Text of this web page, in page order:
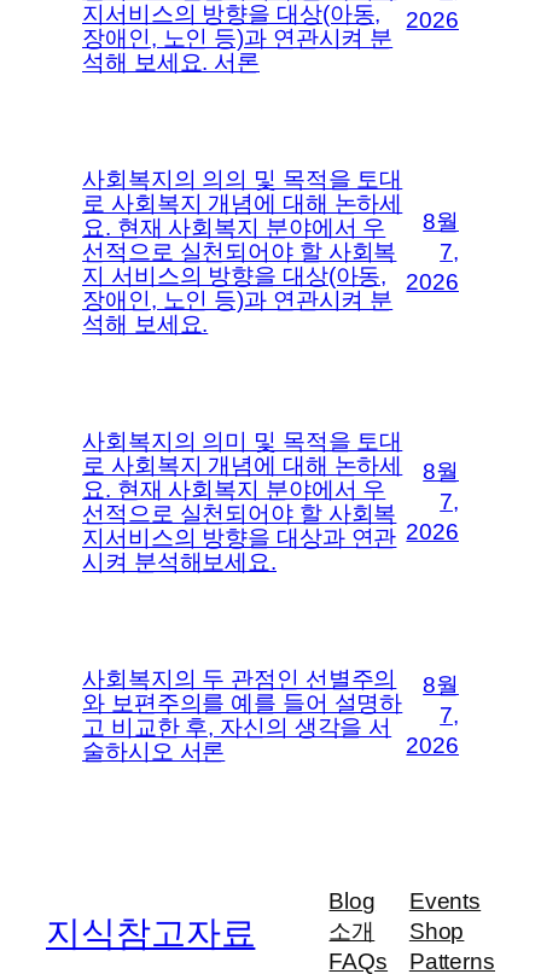
지서비스의 방향을 대상(아동,
장애인, 노인 등)과 연관시켜 분
석해 보세요. 서론
2026
사회복지의 의의 및 목적을 토대
로 사회복지 개념에 대해 논하세
요. 현재 사회복지 분야에서 우
선적으로 실천되어야 할 사회복
지 서비스의 방향을 대상(아동,
장애인, 노인 등)과 연관시켜 분
석해 보세요.
8월
7,
2026
사회복지의 의미 및 목적을 토대
로 사회복지 개념에 대해 논하세
요. 현재 사회복지 분야에서 우
선적으로 실천되어야 할 사회복
지서비스의 방향을 대상과 연관
시켜 분석해보세요.
8월
7,
2026
사회복지의 두 관점인 선별주의
와 보편주의를 예를 들어 설명하
고 비교한 후, 자신의 생각을 서
술하시오 서론
8월
7,
2026
지식참고자료
Blog
소개
FAQs
Events
Shop
Patterns